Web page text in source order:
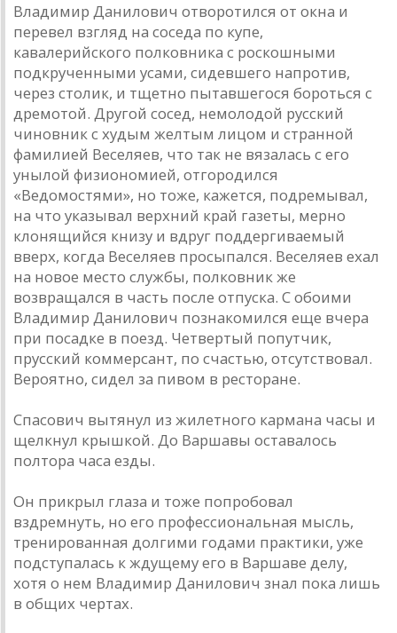
Владимир Данилович отворотился от окна и
перевел взгляд на соседа по купе,
кавалерийского полковника с роскошными
подкрученными усами, сидевшего напротив,
через столик, и тщетно пытавшегося бороться с
дремотой. Другой сосед, немолодой русский
чиновник с худым желтым лицом и странной
фамилией Веселяев, что так не вязалась с его
унылой физиономией, отгородился
«Ведомостями», но тоже, кажется, подремывал,
на что указывал верхний край газеты, мерно
клонящийся книзу и вдруг поддергиваемый
вверх, когда Веселяев просыпался. Веселяев ехал
на новое место службы, полковник же
возвращался в часть после отпуска. С обоими
Владимир Данилович познакомился еще вчера
при посадке в поезд. Четвертый попутчик,
прусский коммерсант, по счастью, отсутствовал.
Вероятно, сидел за пивом в ресторане.
Спасович вытянул из жилетного кармана часы и
щелкнул крышкой. До Варшавы оставалось
полтора часа езды.
Он прикрыл глаза и тоже попробовал
вздремнуть, но его профессиональная мысль,
тренированная долгими годами практики, уже
подступалась к ждущему его в Варшаве делу,
хотя о нем Владимир Данилович знал пока лишь
в общих чертах.